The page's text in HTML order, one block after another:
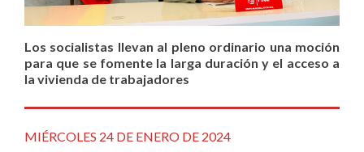
Los socialistas llevan al pleno ordinario una moción
para que se fomente la larga duración y el acceso a
la vivienda de trabajadores
MIÉRCOLES 24 DE ENERO DE 2024